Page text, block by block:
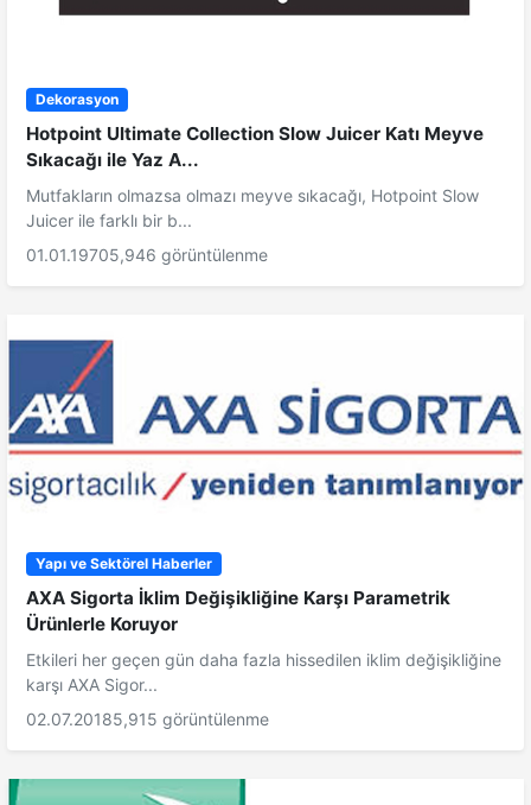
Dekorasyon
Hotpoint Ultimate Collection Slow Juicer Katı Meyve
Sıkacağı ile Yaz A...
Mutfakların olmazsa olmazı meyve sıkacağı, Hotpoint Slow
Juicer ile farklı bir b...
01.01.19705,946 görüntülenme
Yapı ve Sektörel Haberler
AXA Sigorta İklim Değişikliğine Karşı Parametrik
Ürünlerle Koruyor
Etkileri her geçen gün daha fazla hissedilen iklim değişikliğine
karşı AXA Sigor...
02.07.20185,915 görüntülenme